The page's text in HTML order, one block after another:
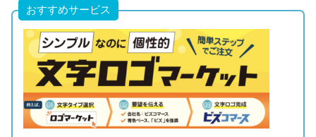
おすすめサービス